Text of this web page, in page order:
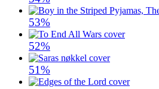
53%
52%
51%